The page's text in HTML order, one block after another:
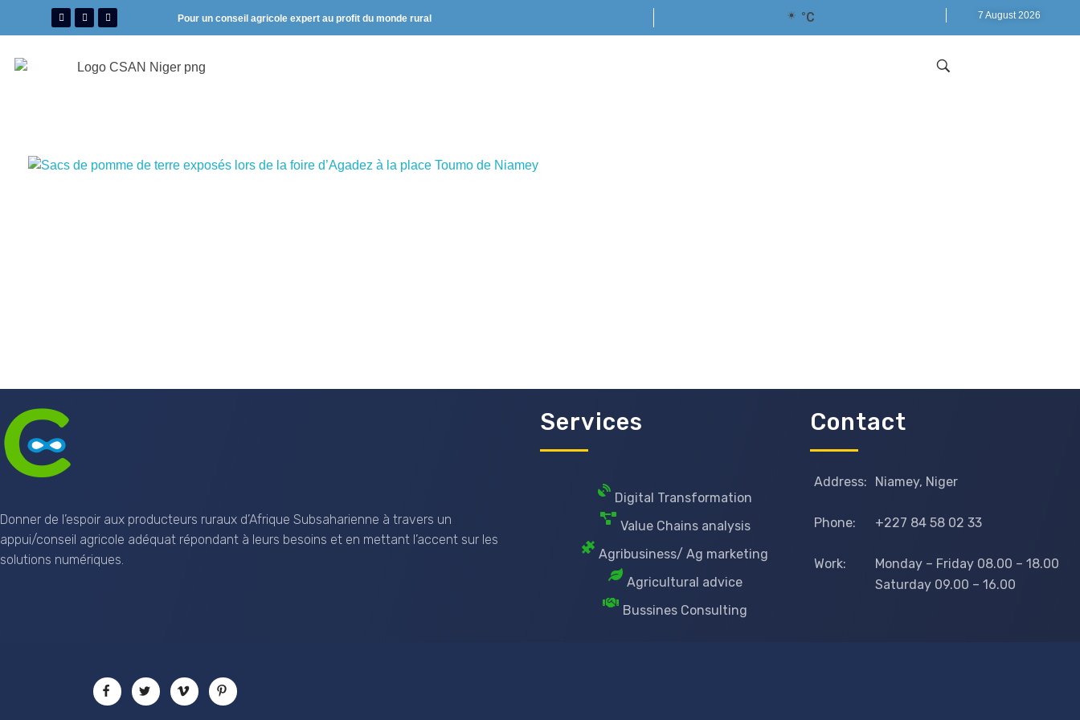
Pour un conseil agricole expert au profit du monde rural °C 7 August 2026
Donner de l’espoir aux producteurs ruraux d’Afrique Subsaharienne à travers un
appui/conseil agricole adéquat répondant à leurs besoins et en mettant l’accent sur les
solutions numériques.
Services
Digital Transformation
Value Chains analysis
Agribusiness/ Ag marketing
Agricultural advice
Bussines Consulting
Contact
Address: Niamey, Niger
Phone: +227 84 58 02 33
Work:
Monday – Friday 08.00 – 18.00
Saturday 09.00 – 16.00